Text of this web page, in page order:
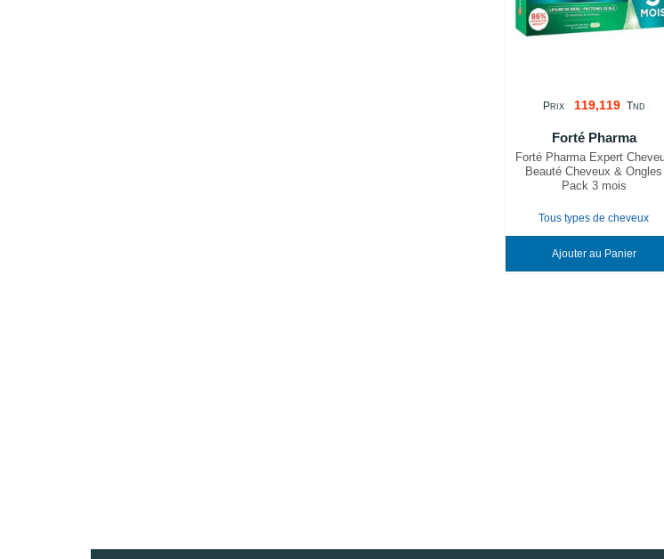
PRIX 119,119 TND
Forté Pharma
Forté Pharma Expert
Beauté Cheveux & Ongles
Pack 3 mois
Tous types de cheveux
Ajouter au Panier